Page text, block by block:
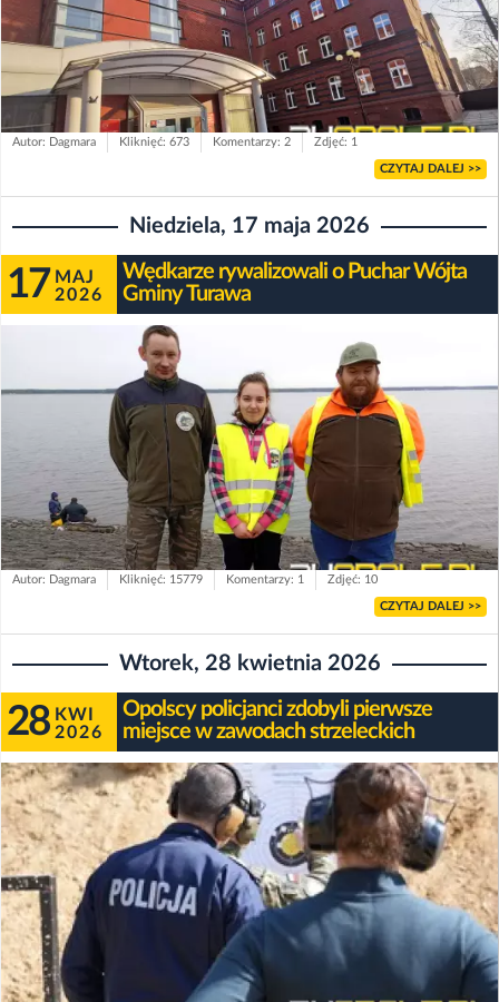
Autor: Dagmara Kliknięć: 673 Komentarzy: 2 Zdjęć: 1
CZYTAJ DALEJ >>
Niedziela, 17 maja 2026
17 MAJ
2026
Wędkarze rywalizowali o Puchar Wójta
Gminy Turawa
Autor: Dagmara Kliknięć: 15779 Komentarzy: 1 Zdjęć: 10
CZYTAJ DALEJ >>
Wtorek, 28 kwietnia 2026
28 KWI
2026
Opolscy policjanci zdobyli pierwsze
miejsce w zawodach strzeleckich